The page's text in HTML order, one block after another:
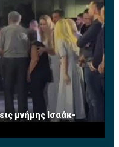
μνήμης Ισαάκ-